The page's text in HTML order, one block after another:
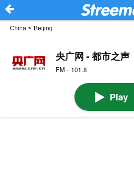
China > Beijing
央广网 - 都市之声
FM · 101.8
Play